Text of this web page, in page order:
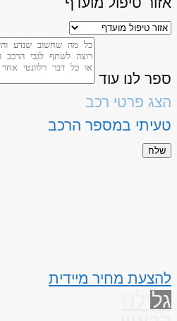
ספר לנו עוד
הצג פרטי רכב
טעיתי במספר הרכב
שלח
להצעת מחיר מיידית
גלילה